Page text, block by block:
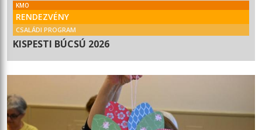
KMO
RENDEZVÉNY
CSALÁDI PROGRAM
KISPESTI BÚCSÚ 2026